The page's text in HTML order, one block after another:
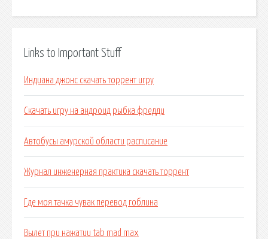
Links to Important Stuff
Индиана джонс скачать торрент игру
Скачать игру на андроид рыбка фредди
Автобусы амурской области расписание
Журнал инженерная практика скачать торрент
Где моя тачка чувак перевод гоблина
Вылет при нажатии tab mad max